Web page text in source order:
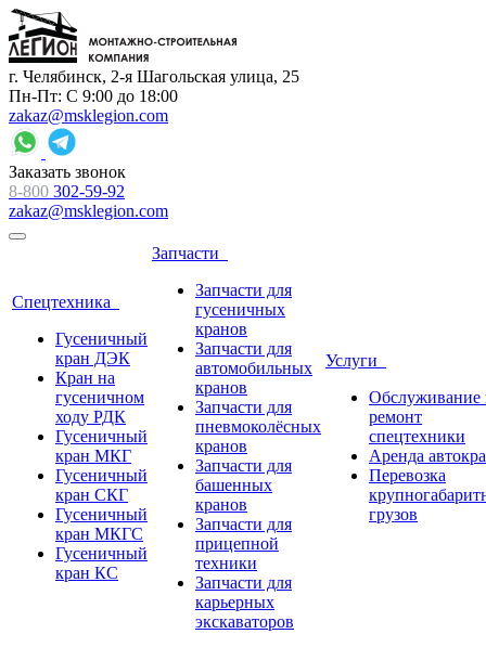
г. Челябинск, 2-я Шагольская улица, 25
Пн-Пт: С 9:00 до 18:00
zakaz@msklegion.com
Заказать звонок
8-800 302-59-92
zakaz@msklegion.com
Спецтехника
Гусеничный
кран ДЭК
Кран на
гусеничном
ходу РДК
Гусеничный
кран МКГ
Гусеничный
кран СКГ
Гусеничный
кран МКГС
Гусеничный
кран КС
Запчасти
Запчасти для
гусеничных
кранов
Запчасти для
автомобильных
кранов
Запчасти для
пневмоколёсных
кранов
Запчасти для
башенных
кранов
Запчасти для
прицепной
техники
Запчасти для
карьерных
экскаваторов
Услуги
Обслуживание
ремонт
спецтехники
Аренда
Перевозка
грузов